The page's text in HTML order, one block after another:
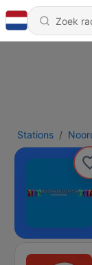
Stations